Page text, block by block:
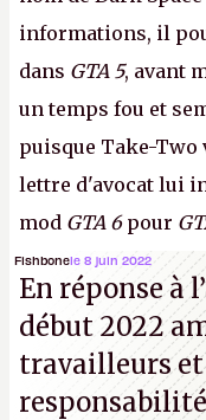
informations, il
dans GTA 5, avant
un temps fou et
puisque Take-Two
lettre d'avocat lui
mod GTA 6pour
au
quelques bribes
Fishbonele 8 juin 2022
En réponse à
début 2022
travailleurs